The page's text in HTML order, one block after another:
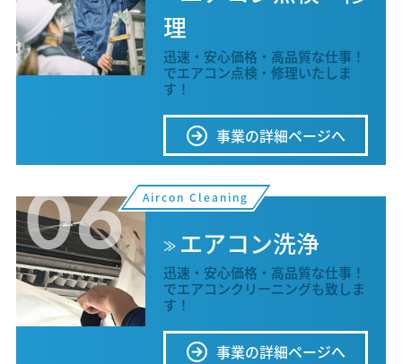
理
迅速・安心価格・高品質な仕事！
でエアコン点検・修理いたしま
す！
事業の詳細ページへ
06 Aircon Cleaning
エアコン洗浄
迅速・安心価格・高品質な仕事！
でエアコンクリーニングも致しま
す！
事業の詳細ページへ